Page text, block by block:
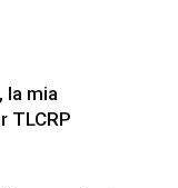
la mia
TLCRP